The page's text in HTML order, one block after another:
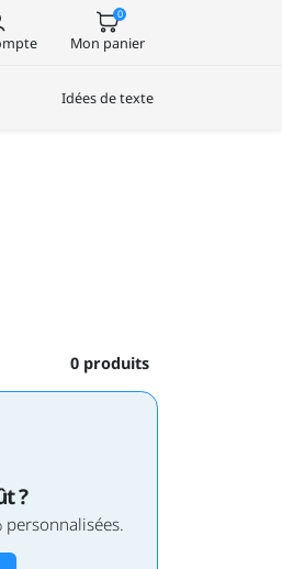
0
Mon panier
Idées de texte
0 produits
?